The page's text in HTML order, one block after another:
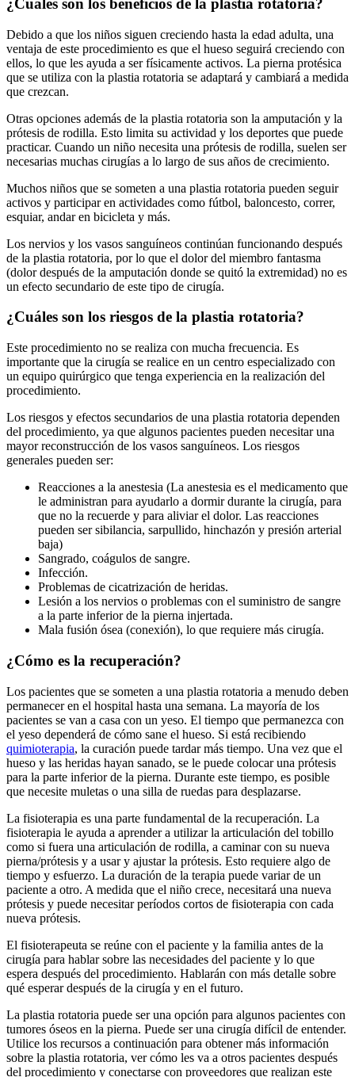
¿Cuáles son los beneficios de la plastia rotatoria?
Debido a que los niños siguen creciendo hasta la edad adulta, una
ventaja de este procedimiento es que el hueso seguirá creciendo con
ellos, lo que les ayuda a ser físicamente activos. La pierna protésica
que se utiliza con la plastia rotatoria se adaptará y cambiará a medida
que crezcan.
Otras opciones además de la plastia rotatoria son la amputación y la
prótesis de rodilla. Esto limita su actividad y los deportes que puede
practicar. Cuando un niño necesita una prótesis de rodilla, suelen ser
necesarias muchas cirugías a lo largo de sus años de crecimiento.
Muchos niños que se someten a una plastia rotatoria pueden seguir
activos y participar en actividades como fútbol, baloncesto, correr,
esquiar, andar en bicicleta y más.
Los nervios y los vasos sanguíneos continúan funcionando después
de la plastia rotatoria, por lo que el dolor del miembro fantasma
(dolor después de la amputación donde se quitó la extremidad) no es
un efecto secundario de este tipo de cirugía.
¿Cuáles son los riesgos de la plastia rotatoria?
Este procedimiento no se realiza con mucha frecuencia. Es
importante que la cirugía se realice en un centro especializado con
un equipo quirúrgico que tenga experiencia en la realización del
procedimiento.
Los riesgos y efectos secundarios de una plastia rotatoria dependen
del procedimiento, ya que algunos pacientes pueden necesitar una
mayor reconstrucción de los vasos sanguíneos. Los riesgos
generales pueden ser:
Reacciones a la anestesia (La anestesia es el medicamento que
le administran para ayudarlo a dormir durante la cirugía, para
que no la recuerde y para aliviar el dolor. Las reacciones
pueden ser sibilancia, sarpullido, hinchazón y presión arterial
baja)
Sangrado, coágulos de sangre.
Infección.
Problemas de cicatrización de heridas.
Lesión a los nervios o problemas con el suministro de sangre
a la parte inferior de la pierna injertada.
Mala fusión ósea (conexión), lo que requiere más cirugía.
¿Cómo es la recuperación?
Los pacientes que se someten a una plastia rotatoria a menudo deben
permanecer en el hospital hasta una semana. La mayoría de los
pacientes se van a casa con un yeso. El tiempo que permanezca con
el yeso dependerá de cómo sane el hueso. Si está recibiendo
quimioterapia, la curación puede tardar más tiempo. Una vez que el
hueso y las heridas hayan sanado, se le puede colocar una prótesis
para la parte inferior de la pierna. Durante este tiempo, es posible
que necesite muletas o una silla de ruedas para desplazarse.
La fisioterapia es una parte fundamental de la recuperación. La
fisioterapia le ayuda a aprender a utilizar la articulación del tobillo
como si fuera una articulación de rodilla, a caminar con su nueva
pierna/prótesis y a usar y ajustar la prótesis. Esto requiere algo de
tiempo y esfuerzo. La duración de la terapia puede variar de un
paciente a otro. A medida que el niño crece, necesitará una nueva
prótesis y puede necesitar períodos cortos de fisioterapia con cada
nueva prótesis.
El fisioterapeuta se reúne con el paciente y la familia antes de la
cirugía para hablar sobre las necesidades del paciente y lo que
espera después del procedimiento. Hablarán con más detalle sobre
qué esperar después de la cirugía y en el futuro.
La plastia rotatoria puede ser una opción para algunos pacientes con
tumores óseos en la pierna. Puede ser una cirugía difícil de entender.
Utilice los recursos a continuación para obtener más información
sobre la plastia rotatoria, ver cómo les va a otros pacientes después
del procedimiento y conectarse con proveedores que realizan este